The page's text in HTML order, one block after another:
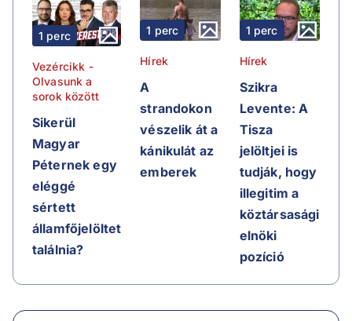
1 perc
Vezércikk -
Olvasunk a
sorok között
Sikerül
Magyar
Péternek egy
eléggé
sértett
államfőjelöltet
találnia?
1 perc
Hírek
A
strandokon
vészelik át a
kánikulát az
emberek
1 perc
Hírek
Szikra
Levente: A
Tisza
jelöltjei is
tudják, hogy
illegitim a
köztársasági
elnöki
pozíció